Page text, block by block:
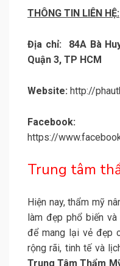
THÔNG TIN LIÊN HỆ:
Địa chỉ: 84A Bà
Quận 3, TP HCM
Website: http://
Facebook:
https://
Trung tâm
Hiện nay, thẩm mỹ
làm đẹp phổ biến
để mang lại vẻ đẹp
rộng rãi, tinh tế và
Trung Tâm Thẩm